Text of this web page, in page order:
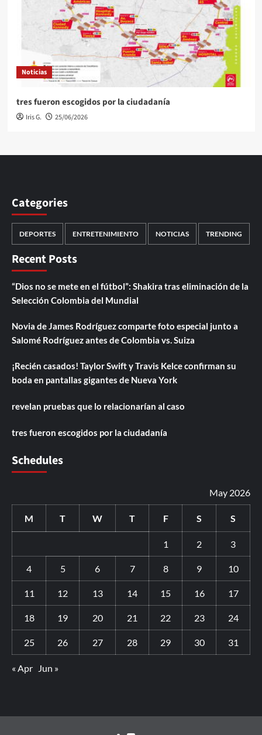
Noticias
tres fueron escogidos por la ciudadanía
Iris G. 25/06/2026
Categories
DEPORTES ENTRETENIMIENTO NOTICIAS TRENDING
Recent Posts
“Dios no se mete en el fútbol”: Shakira tras eliminación de la
Selección Colombia del Mundial
Novia de James Rodríguez comparte foto especial junto a
Salomé Rodríguez antes de Colombia vs. Suiza
¡Recién casados! Taylor Swift y Travis Kelce confirman su
boda en pantallas gigantes de Nueva York
revelan pruebas que lo relacionarían al caso
tres fueron escogidos por la ciudadanía
Schedules
May 2026
M T W T F S S
1 2 3
4 5 6 7 8 9 10
11 12 13 14 15 16 17
18 19 20 21 22 23 24
25 26 27 28 29 30 31
« Apr Jun »